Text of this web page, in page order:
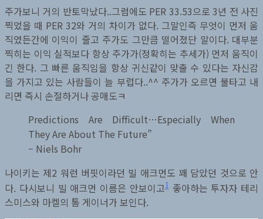
주가보니 거의 반토막났다..그럼에도 PER 33.53으로 3년 전 사진
찍었을 때 PER 32와 거의 차이가 없다. 그말인즉 무엇이 먼저 움
직였든간에 이익이 줄고 주가도 그만큼 떨어졌단 말이다. 대부분
찍히는 이익 실적보다 항상 주가가(정확히는 추세가) 먼저 움직이
긴 한다. 그 빠른 움직임을 항상 귀신같이 맞출 수 있다는 자신감
을 가지고 있는 사람들이 늘 부럽다..^^ 주가가 오르면 불타고 내
리면 즉시 손절하거나 공매도ㅋ
Predictions Are Difficult…Especially When
They Are About The Future”
– Niels Bohr
나이키는 제2 워런 버핏이라던 빌 애크먼도 꽤 담았던 것으로 안
다. 다시보니 빌 애크먼 이름은 안보이고1 좋아하는 투자자 테리
스미스와 마켈의 톰 게이너가 보인다.